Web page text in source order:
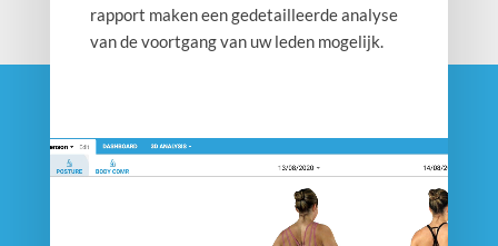
rapport maken een gedetailleerde analyse
van de voortgang van uw leden mogelijk.
Video
Player